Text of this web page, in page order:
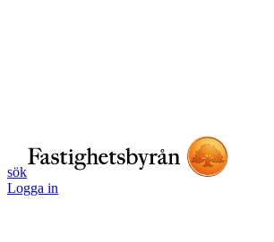
sök
Logga in